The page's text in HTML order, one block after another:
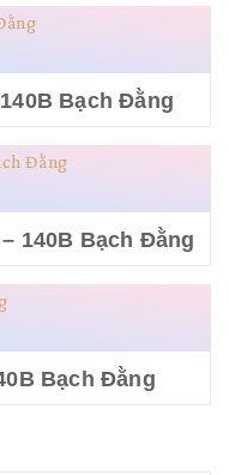
Bạch Đằng
140B Bạch Đằng
Bạch Đằng